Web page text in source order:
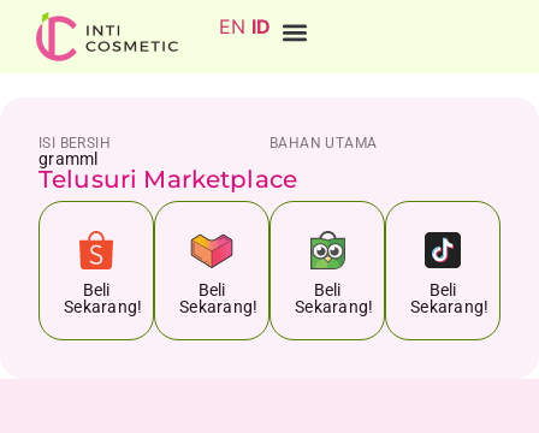
EN ID
ISI BERSIH
gramml
BAHAN UTAMA
Telusuri Marketplace
Beli
Sekarang!
Beli
Sekarang!
Beli
Sekarang!
Beli
Sekarang!